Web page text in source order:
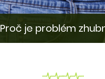
Proč je problém